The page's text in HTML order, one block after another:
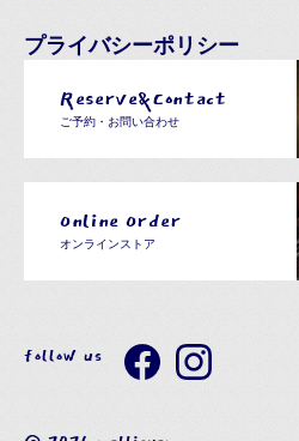
follow us
プライバシーポリシー
Reserve&Contact
ご予約・お問い合わせ
Online Order
オンラインストア